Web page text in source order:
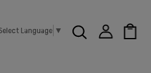
Language ▼